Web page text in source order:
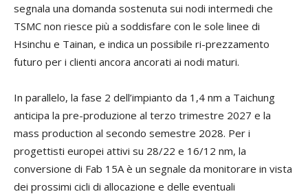
segnala una domanda sostenuta sui nodi intermedi che
TSMC non riesce più a soddisfare con le sole linee di
Hsinchu e Tainan, e indica un possibile ri-prezzamento
futuro per i clienti ancora ancorati ai nodi maturi.
In parallelo, la fase 2 dell’impianto da 1,4 nm a Taichung
anticipa la pre-produzione al terzo trimestre 2027 e la
mass production al secondo semestre 2028. Per i
progettisti europei attivi su 28/22 e 16/12 nm, la
conversione di Fab 15A è un segnale da monitorare in vista
dei prossimi cicli di allocazione e delle eventuali